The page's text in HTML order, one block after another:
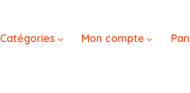
Catégories Mon compte